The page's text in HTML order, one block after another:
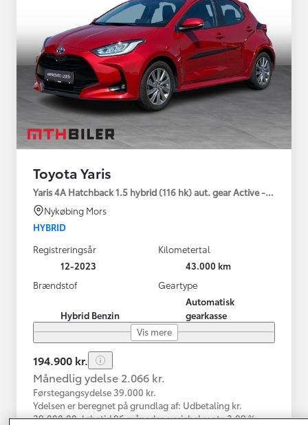
Toyota Yaris
Yaris 4A Hatchback 1.5 hybrid (116 hk) aut. gear Active -
Nykøbing Mors
HYBRID
Registreringsår
12-2023
Kilometertal
43.000 km
Brændstof
Hybrid Benzin
Geartype
Automatisk
gearkasse
Vis mere
194.900 kr.
Månedlig ydelse 2.066 kr.
Førstegangsydelse 39.000 kr.
Ydelsen er beregnet på grundlag af: Udbetaling kr.
39.000,00, løbetid 96 måneder, variabel rente 3,99 %,